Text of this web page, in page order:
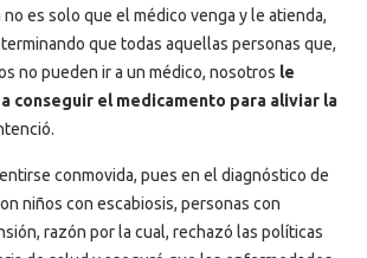
no es solo que el médico venga y le atienda,
que todas aquellas personas que,
no pueden ir a un médico, nosotros le
conseguir el medicamento para aliviar la
conmovida, pues en el diagnóstico de
niños con escabiosis, personas con
razón por la cual, rechazó las políticas